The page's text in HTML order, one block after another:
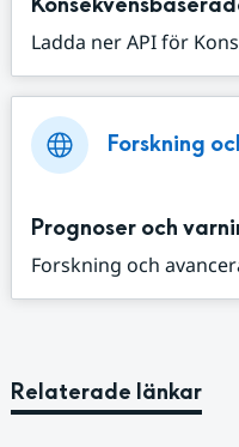
Ladda ner API för
Forskning
Prognoser och
Forskning och
Relaterade länkar